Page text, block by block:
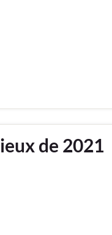
de 2021